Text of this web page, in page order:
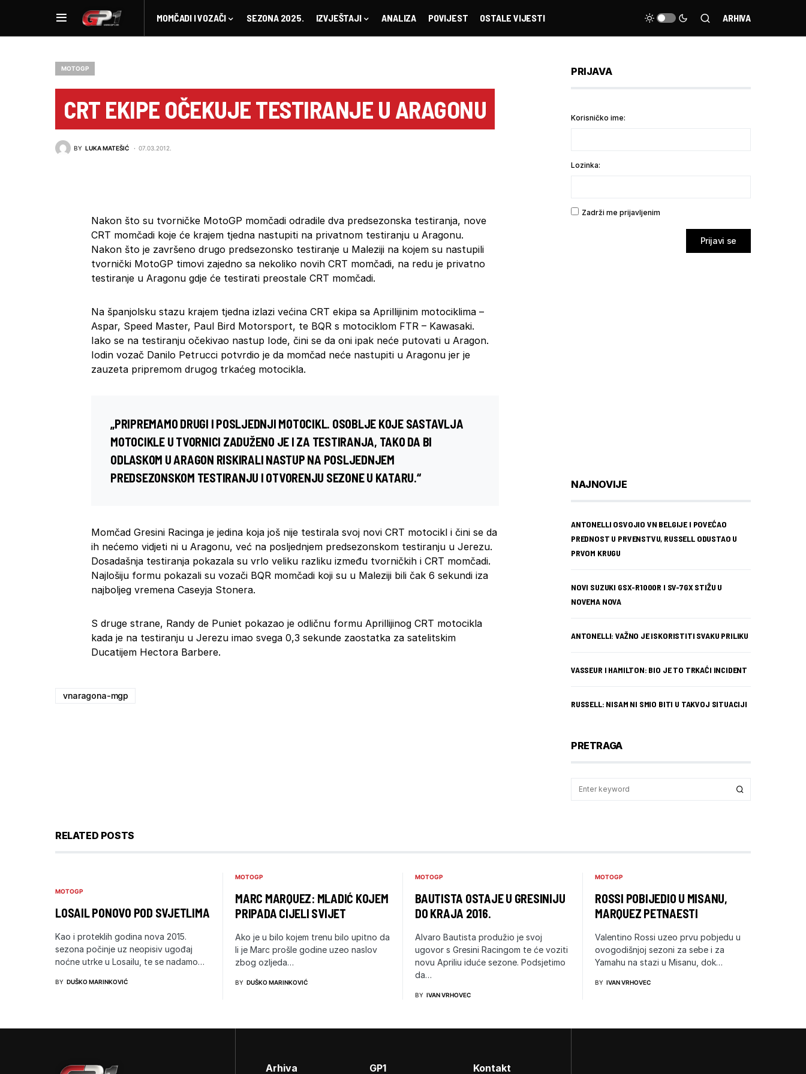
MOMČADI I VOZAČI SEZONA 2025. IZVJEŠTAJI ANALIZA POVIJEST OSTALE VIJESTI ARHIVA
MOTOGP
CRT EKIPE OČEKUJE TESTIRANJE U ARAGONU
BY LUKA MATEŠIĆ 07.03.2012.
Nakon što su tvorničke MotoGP momčadi odradile dva predsezonska testiranja, nove
CRT momčadi koje će krajem tjedna nastupiti na privatnom testiranju u Aragonu.
Nakon što je završeno drugo predsezonsko testiranje u Maleziji na kojem su nastupili
tvornički MotoGP timovi zajedno sa nekoliko novih CRT momčadi, na redu je privatno
testiranje u Aragonu gdje će testirati preostale CRT momčadi.
Na španjolsku stazu krajem tjedna izlazi većina CRT ekipa sa Aprillijinim motociklima –
Aspar, Speed Master, Paul Bird Motorsport, te BQR s motociklom FTR – Kawasaki.
Iako se na testiranju očekivao nastup Iode, čini se da oni ipak neće putovati u Aragon.
Iodin vozač Danilo Petrucci potvrdio je da momčad neće nastupiti u Aragonu jer je
zauzeta pripremom drugog trkaćeg motocikla.
„PRIPREMAMO DRUGI I POSLJEDNJI MOTOCIKL. OSOBLJE KOJE SASTAVLJA
MOTOCIKLE U TVORNICI ZADUŽENO JE I ZA TESTIRANJA, TAKO DA BI
ODLASKOM U ARAGON RISKIRALI NASTUP NA POSLJEDNJEM
PREDSEZONSKOM TESTIRANJU I OTVORENJU SEZONE U KATARU.“
Momčad Gresini Racinga je jedina koja još nije testirala svoj novi CRT motocikl i čini se da
ih nećemo vidjeti ni u Aragonu, već na posljednjem predsezonskom testiranju u Jerezu.
Dosadašnja testiranja pokazala su vrlo veliku razliku između tvorničkih i CRT momčadi.
Najlošiju formu pokazali su vozači BQR momčadi koji su u Maleziji bili čak 6 sekundi iza
najboljeg vremena Caseyja Stonera.
S druge strane, Randy de Puniet pokazao je odličnu formu Aprillijinog CRT motocikla
kada je na testiranju u Jerezu imao svega 0,3 sekunde zaostatka za satelitskim
Ducatijem Hectora Barbere.
vnaragona-mgp
PRIJAVA
Korisničko ime:
Lozinka:
Zadrži me prijavljenim
Prijavi se
NAJNOVIJE
ANTONELLI OSVOJIO VN BELGIJE I POVEĆAO
PREDNOST U PRVENSTVU, RUSSELL ODUSTAO U
PRVOM KRUGU
NOVI SUZUKI GSX-R1000R I SV-7GX STIŽU U
NOVEMA NOVA
ANTONELLI: VAŽNO JE ISKORISTITI SVAKU PRILIKU
VASSEUR I HAMILTON: BIO JE TO TRKAĆI INCIDENT
RUSSELL: NISAM NI SMIO BITI U TAKVOJ SITUACIJI
PRETRAGA
RELATED POSTS
MOTOGP
LOSAIL PONOVO POD SVJETLIMA
Kao i proteklih godina nova 2015.
sezona počinje uz neopisiv ugođaj
noćne utrke u Losailu, te se nadamo…
BY DUŠKO MARINKOVIĆ
MOTOGP
MARC MARQUEZ: MLADIĆ KOJEM
PRIPADA CIJELI SVIJET
Ako je u bilo kojem trenu bilo upitno da
li je Marc prošle godine uzeo naslov
zbog ozljeda…
BY DUŠKO MARINKOVIĆ
MOTOGP
BAUTISTA OSTAJE U GRESINIJU
DO KRAJA 2016.
Alvaro Bautista produžio je svoj
ugovor s Gresini Racingom te će voziti
novu Apriliu iduće sezone. Podsjetimo
da…
BY IVAN VRHOVEC
MOTOGP
ROSSI POBIJEDIO U MISANU,
MARQUEZ PETNAESTI
Valentino Rossi uzeo prvu pobjedu u
ovogodišnjoj sezoni za sebe i za
Yamahu na stazi u Misanu, dok…
BY IVAN VRHOVEC
Arhiva GP1 Kontakt